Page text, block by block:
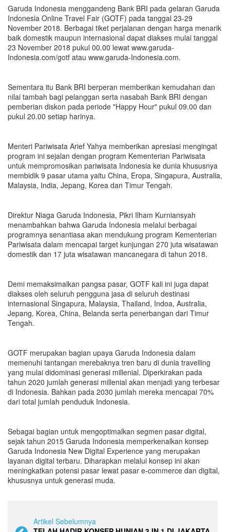
Garuda Indonesia menggandeng Bank BRI pada gelaran Garuda
Indonesia Online Travel Fair (GOTF) pada tanggal 23-29
November 2018. Berbagai tiket perjalanan dengan harga menarik
baik domestik maupun internasional dapat diakses mulai tanggal
23 November 2018 pukul 00.00 lewat www.garuda-
Indonesia.com/gotf atau www.garuda-Indonesia.com.
Sementara itu Bank BRI berperan memberikan kemudahan dan
nilai tambah bagi pelanggan serta nasabah Bank BRI dengan
pemberian diskon pada periode "Happy Hour" pukul 09.00 dan
pukul 20.00 setiap harinya.
Menteri Pariwisata Arief Yahya memberikan apresiasi mengingat
program ini sejalan dengan program Kementerian Pariwisata
untuk mempromosikan pariwisata Indonesia ke dunia khususnya
membidik 9 pasar utama yaitu China, Eropa, Singapura, Australia,
Malaysia, India, Jepang, Korea dan Timur Tengah.
Direktur Niaga Garuda Indonesia, Pikri Ilham Kurniansyah
menambahkan bahwa Garuda Indonesia melalui berbagai
programnya senantiasa akan mendukung program Kementerian
Pariwisata dalam mencapai target kunjungan 270 juta wisatawan
domestik dan 17 juta wisatawan mancanegara di tahun 2018.
Demi memaksimalkan pangsa pasar, GOTF kali ini juga dapat
diakses oleh seluruh pengguna jasa di seluruh destinasi
internasional Singapura, Malaysia, Thailand, Indoa, Australia,
Jepang, Korea, China, Belanda serta penerbangan dari Timur
Tengah.
GOTF merupakan bagian upaya Garuda Indonesia dalam
memenuhi tantangan merebaknya tren baru di dunia travelling
yang mulai didominasi generasi millenial. Diperkirakan pada
tahun 2020 jumlah generasi millenial akan menjadi yang terbesar
di Indonesia. Bahkan pada 2030 jumlah mereka mencapai 70%
dari total jumlah penduduk Indonesia.
Sebagai bagian untuk mengoptimalkan segmen pasar digital,
sejak tahun 2015 Garuda Indonesia memperkenalkan konsep
Garuda Indonesia New Digital Experience yang merupakan
layanan digital terbaru. Diharapkan melalui konsep ini akan
meningkatkan potensi pasar lewat pasar e-commerce dan digital,
khususnya untuk generasi muda.
Artikel Sebelumnya